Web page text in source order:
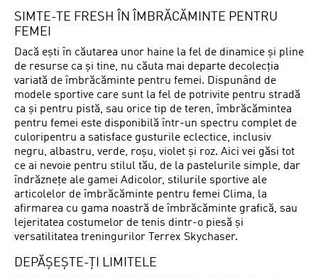
SIMTE-TE FRESH ÎN ÎMBRĂCĂMINTE PENTRU
FEMEI
Dacă ești în căutarea unor haine la fel de dinamice și pline
de resurse ca și tine, nu căuta mai departe decolecția
variată de îmbrăcăminte pentru femei. Dispunând de
modele sportive care sunt la fel de potrivite pentru stradă
ca și pentru pistă, sau orice tip de teren, îmbrăcămintea
pentru femei este disponibilă într-un spectru complet de
culoripentru a satisface gusturile eclectice, inclusiv
negru, albastru, verde, roșu, violet și roz. Aici vei găsi tot
ce ai nevoie pentru stilul tău, de la pastelurile simple, dar
îndrăznețe ale gamei Adicolor, stilurile sportive ale
articolelor de îmbrăcăminte pentru femei Clima, la
afirmarea cu gama noastră de îmbrăcăminte grafică, sau
lejeritatea costumelor de tenis dintr-o piesă și
versatilitatea treningurilor Terrex Skychaser.
DEPĂȘEȘTE-ȚI LIMITELE